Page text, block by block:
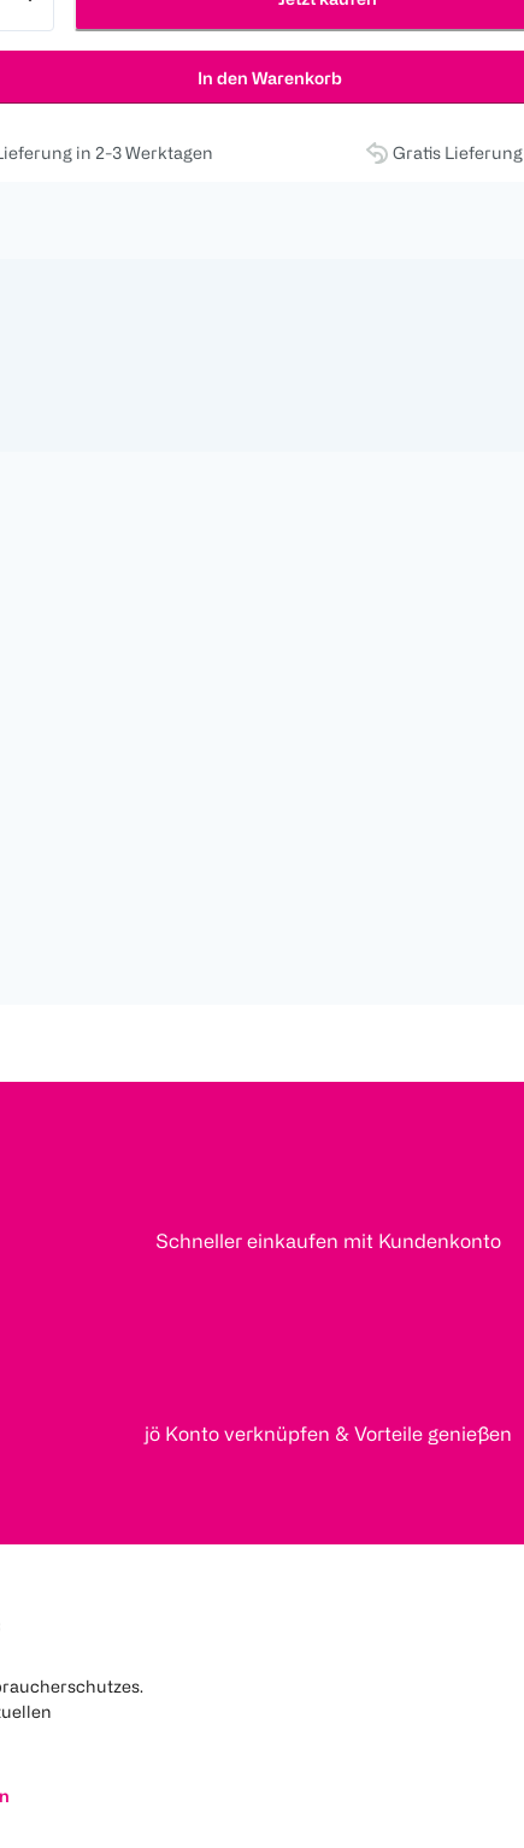
In den Warenkorb
in 2-3 Werktagen Gratis
Schneller einkaufen mit Kundenkonto
jö Konto verknüpfen & Vorteile genießen